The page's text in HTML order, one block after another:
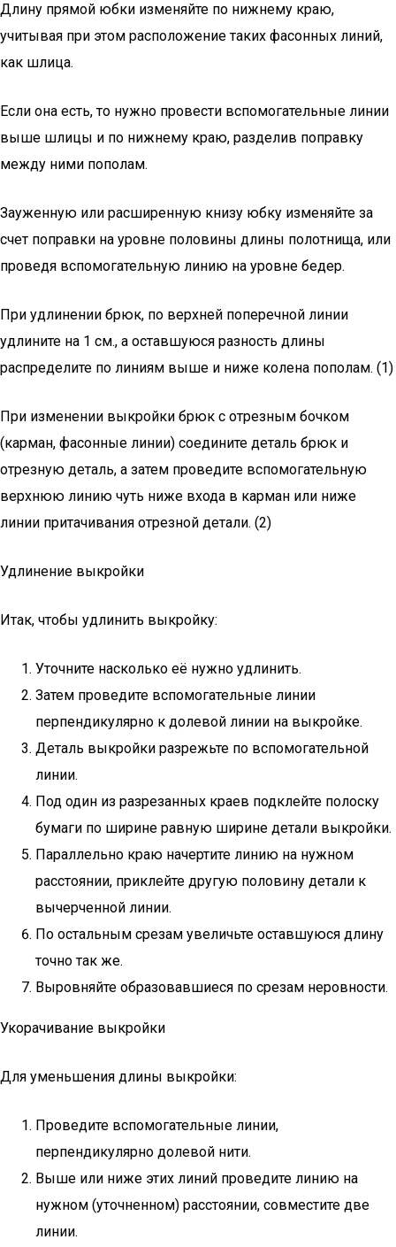
Длину прямой юбки изменяйте по нижнему краю,
учитывая при этом расположение таких фасонных линий,
как шлица.
Если она есть, то нужно провести вспомогательные линии
выше шлицы и по нижнему краю, разделив поправку
между ними пополам.
Зауженную или расширенную книзу юбку изменяйте за
счет поправки на уровне половины длины полотнища, или
проведя вспомогательную линию на уровне бедер.
При удлинении брюк, по верхней поперечной линии
удлините на 1 см., а оставшуюся разность длины
распределите по линиям выше и ниже колена пополам. (1)
При изменении выкройки брюк с отрезным бочком
(карман, фасонные линии) соедините деталь брюк и
отрезную деталь, а затем проведите вспомогательную
верхнюю линию чуть ниже входа в карман или ниже
линии притачивания отрезной детали. (2)
Удлинение выкройки
Итак, чтобы удлинить выкройку:
Уточните насколько её нужно удлинить.
Затем проведите вспомогательные линии
перпендикулярно к долевой линии на выкройке.
Деталь выкройки разрежьте по вспомогательной
линии.
Под один из разрезанных краев подклейте полоску
бумаги по ширине равную ширине детали выкройки.
Параллельно краю начертите линию на нужном
расстоянии, приклейте другую половину детали к
вычерченной линии.
По остальным срезам увеличьте оставшуюся длину
точно так же.
Выровняйте образовавшиеся по срезам неровности.
Укорачивание выкройки
Для уменьшения длины выкройки:
Проведите вспомогательные линии,
перпендикулярно долевой нити.
Выше или ниже этих линий проведите линию на
нужном (уточненном) расстоянии, совместите две
линии.